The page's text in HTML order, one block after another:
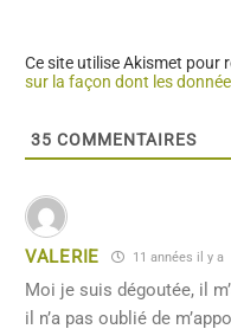
Ce site utilise Akismet pour
sur la façon dont les
35 COMMENTAIRES
VALERIE 11 années il y a
Moi je suis dégoutée, il
il n’a pas oublié de